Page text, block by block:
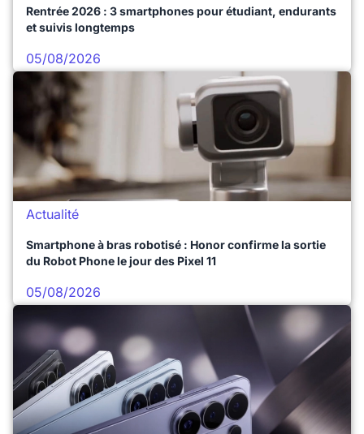
Rentrée 2026 : 3 smartphones pour étudiant, endurants
et suivis longtemps
05/08/2026
Actualité
Smartphone à bras robotisé : Honor confirme la sortie
du Robot Phone le jour des Pixel 11
05/08/2026